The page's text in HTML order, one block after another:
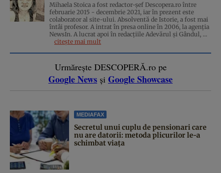
Mihaela Stoica a fost redactor-șef Descopera.ro între
februarie 2015 - decembrie 2021, iar în prezent este
colaborator al site-ului. Absolventă de Istorie, a fost mai
întâi profesor. A intrat în presa online în 2006, la agenţia
NewsIn. A lucrat apoi în redacţiile Adevărul şi Gândul, ...
citește mai mult
Urmărește DESCOPERĂ.ro pe
Google News și Google Showcase
MEDIAFAX
Secretul unui cuplu de pensionari care
nu are datorii: metoda plicurilor le-a
schimbat viața